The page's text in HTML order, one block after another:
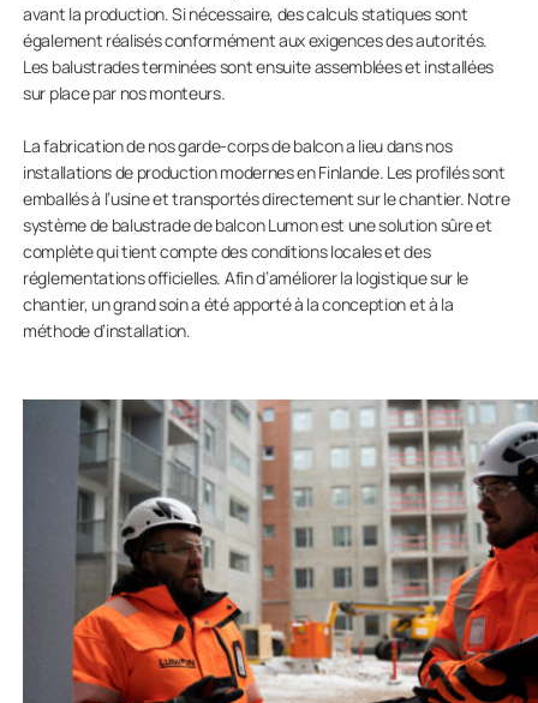
avant la production. Si nécessaire, des calculs statiques sont
également réalisés conformément aux exigences des autorités.
Les balustrades terminées sont ensuite assemblées et installées
sur place par nos monteurs.
La fabrication de nos garde-corps de balcon a lieu dans nos
installations de production modernes en Finlande. Les profilés sont
emballés à l’usine et transportés directement sur le chantier. Notre
système de balustrade de balcon Lumon est une solution sûre et
complète qui tient compte des conditions locales et des
réglementations officielles. Afin d’améliorer la logistique sur le
chantier, un grand soin a été apporté à la conception et à la
méthode d’installation.